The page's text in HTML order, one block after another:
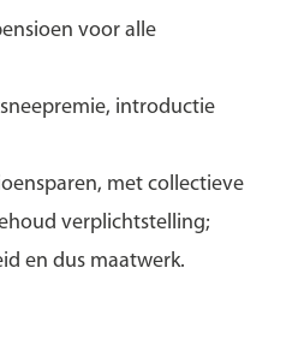
voor alle
introductie
met collectieve
verplichtstelling;
en dus maatwerk.